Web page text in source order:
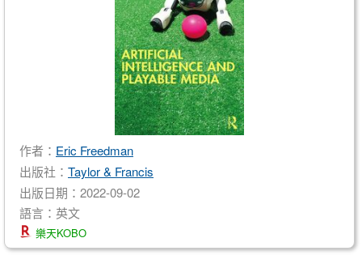
作者： Eric Freedman
出版社： Taylor & Francis
出版日期：2022-09-02
語言：英文
樂天KOBO